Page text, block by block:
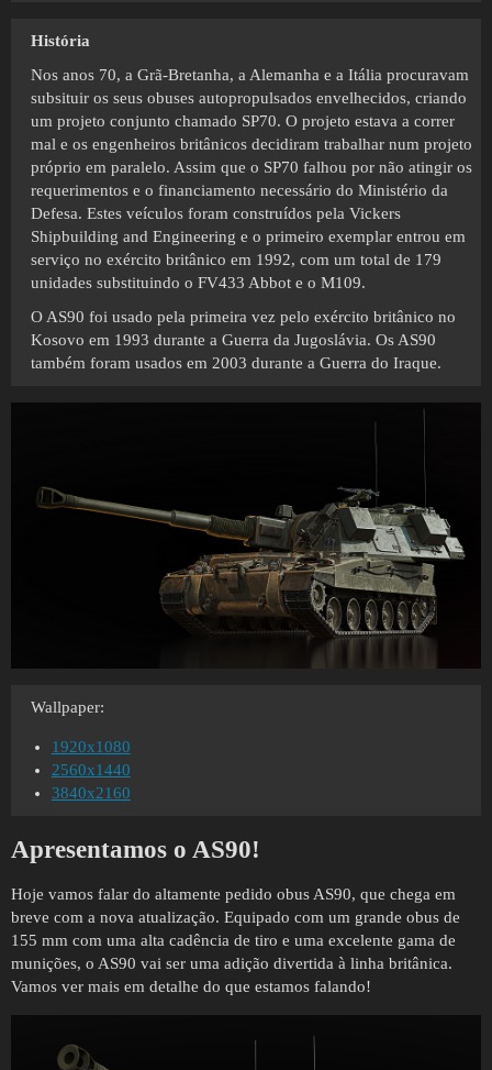
História
Nos anos 70, a Grã-Bretanha, a Alemanha e a Itália procuravam
subsituir os seus obuses autopropulsados envelhecidos, criando
um projeto conjunto chamado SP70. O projeto estava a correr
mal e os engenheiros britânicos decidiram trabalhar num projeto
próprio em paralelo. Assim que o SP70 falhou por não atingir os
requerimentos e o financiamento necessário do Ministério da
Defesa. Estes veículos foram construídos pela Vickers
Shipbuilding and Engineering e o primeiro exemplar entrou em
serviço no exército britânico em 1992, com um total de 179
unidades substituindo o FV433 Abbot e o M109.
O AS90 foi usado pela primeira vez pelo exército britânico no
Kosovo em 1993 durante a Guerra da Jugoslávia. Os AS90
também foram usados em 2003 durante a Guerra do Iraque.
Wallpaper:
1920x1080
2560x1440
3840x2160
Apresentamos o AS90!
Hoje vamos falar do altamente pedido obus AS90, que chega em
breve com a nova atualização. Equipado com um grande obus de
155 mm com uma alta cadência de tiro e uma excelente gama de
munições, o AS90 vai ser uma adição divertida à linha britânica.
Vamos ver mais em detalhe do que estamos falando!